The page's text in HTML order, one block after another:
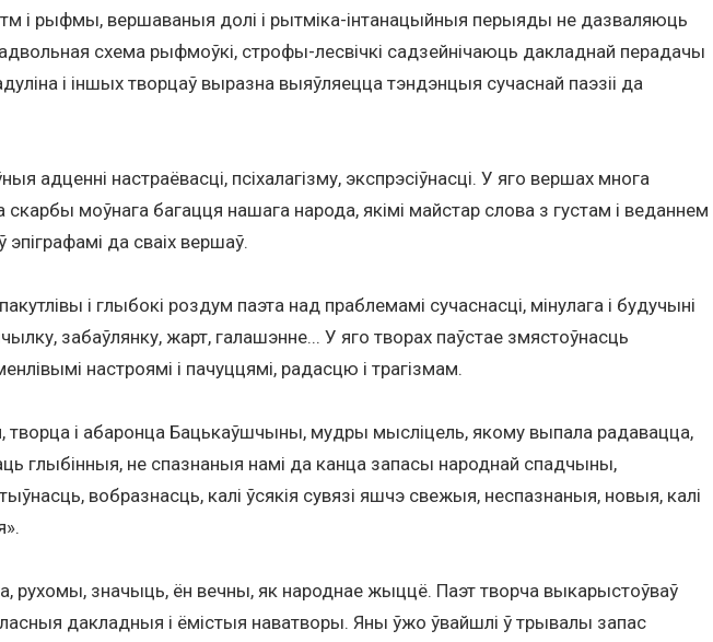
і рыфмы, вершаваныя долі і рытміка-інтанацыйныя перыяды не дазваляюць
схема рыфмоўкі, строфы-лесвічкі садзейнічаюць дакладнай перадачы
і іншых творцаў выразна выяўляецца тэндэнцыя сучаснай паэзіі да
адценні настраёвасці, псіхалагізму, экспрэсіўнасці. У яго вершах многа
моўнага багацця нашага народа, якімі майстар слова з густам і веданнем
эпіграфамі да сваіх вершаў.
і глыбокі роздум паэта над праблемамі сучаснасці, мінулага і будучыні
забаўлянку, жарт, галашэнне... У яго творах паўстае змястоўнасць
настроямі і пачуццямі, радасцю і трагізмам.
творца і абаронца Бацькаўшчыны, мудры мысліцель, якому выпала радавацца,
глыбінныя, не спазнаныя намі да канца запасы народнай спадчыны,
вобразнасць, калі ўсякія сувязі яшчэ свежыя, неспазнаныя, новыя, калі
рухомы, значыць, ён вечны, як народнае жыццё. Паэт творча выкарыстоўваў
дакладныя і ёмістыя наватворы. Яны ўжо ўвайшлі ў трывалы запас